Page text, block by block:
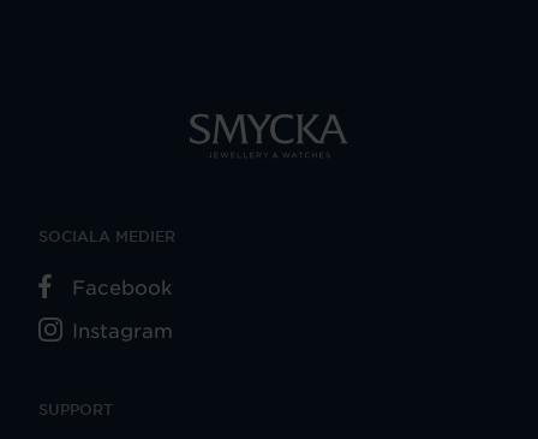
SUPPORT
SOCIALA MEDIER
Facebook
Instagram